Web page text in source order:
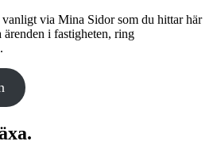
vanligt via Mina Sidor som du hittar här
i fastigheten, ring